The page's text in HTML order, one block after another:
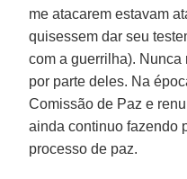
me atacarem estavam
quisessem dar seu
com a guerrilha).
por parte deles. Na
Comissão de Paz e
ainda continuo fazendo
processo de paz.